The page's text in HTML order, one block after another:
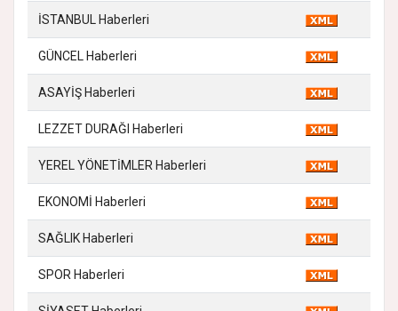
İSTANBUL Haberleri
GÜNCEL Haberleri
ASAYİŞ Haberleri
LEZZET DURAĞI Haberleri
YEREL YÖNETİMLER Haberleri
EKONOMİ Haberleri
SAĞLIK Haberleri
SPOR Haberleri